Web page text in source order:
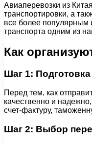
Авиаперевозки из
транспортировки, а
все более популярным
транспорта одним из
Как
Шаг 1:
Перед тем, как
качественно и
счет-фактуру,
Шаг 2: Выбор